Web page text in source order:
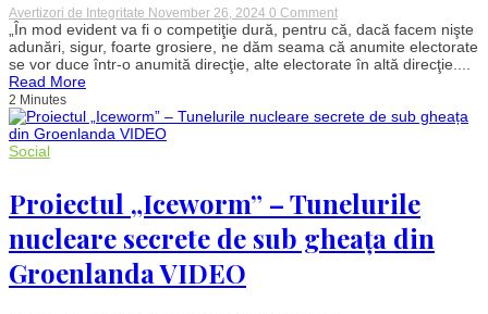
Avertizori de Integritate November 26, 2024 0 Commenton
Noul
președinte
al
PNL,
se
alegerile
Călin
Georgescu:
„Va
fi
„În mod evident va fi o competiţie dură, pentru că, dacă facem nişte
adunări, sigur, foarte grosiere, ne dăm seama că anumite electorate
se vor duce într-o anumită direcţie, alte electorate în altă direcţie....
Read More
2 Minutes
Social
Proiectul „Iceworm” – Tunelurile
nucleare secrete de sub gheața din
Groenlanda VIDEO